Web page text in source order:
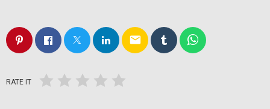
email
RATE IT